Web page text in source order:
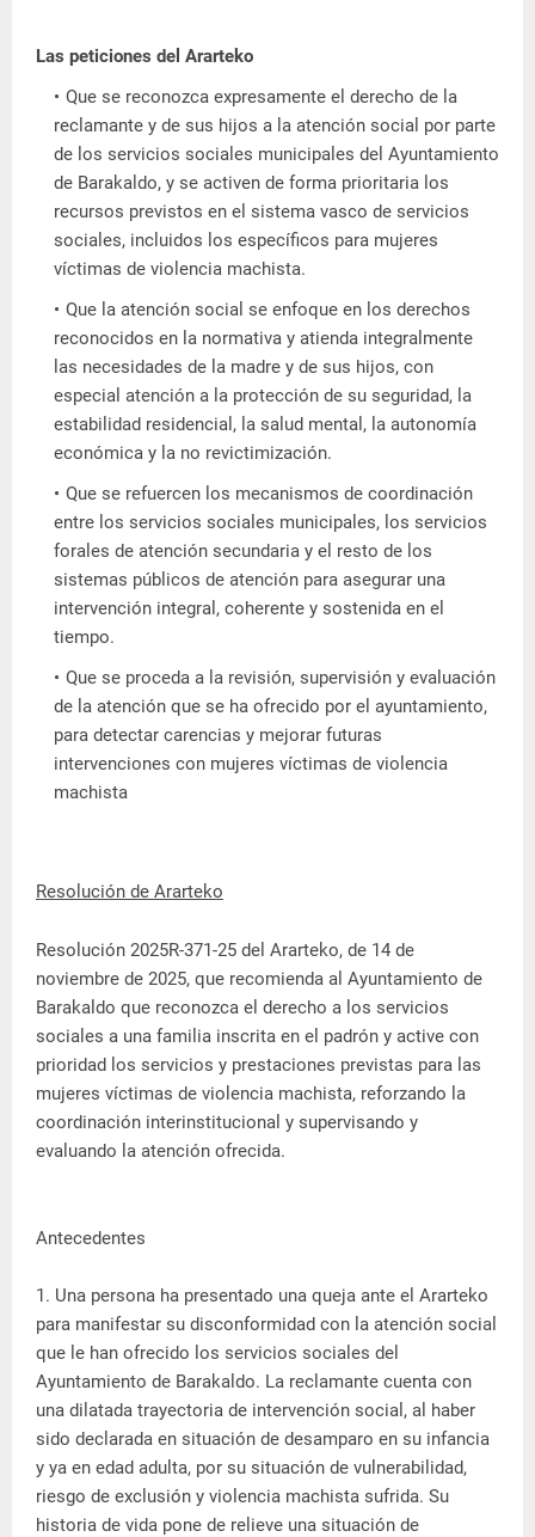
Las peticiones del Ararteko
Que se reconozca expresamente el derecho de la
reclamante y de sus hijos a la atención social por parte
de los servicios sociales municipales del Ayuntamiento
de Barakaldo, y se activen de forma prioritaria los
recursos previstos en el sistema vasco de servicios
sociales, incluidos los específicos para mujeres
víctimas de violencia machista.
Que la atención social se enfoque en los derechos
reconocidos en la normativa y atienda integralmente
las necesidades de la madre y de sus hijos, con
especial atención a la protección de su seguridad, la
estabilidad residencial, la salud mental, la autonomía
económica y la no revictimización.
Que se refuercen los mecanismos de coordinación
entre los servicios sociales municipales, los servicios
forales de atención secundaria y el resto de los
sistemas públicos de atención para asegurar una
intervención integral, coherente y sostenida en el
tiempo.
Que se proceda a la revisión, supervisión y evaluación
de la atención que se ha ofrecido por el ayuntamiento,
para detectar carencias y mejorar futuras
intervenciones con mujeres víctimas de violencia
machista
Resolución de Ararteko
Resolución 2025R-371-25 del Ararteko, de 14 de
noviembre de 2025, que recomienda al Ayuntamiento de
Barakaldo que reconozca el derecho a los servicios
sociales a una familia inscrita en el padrón y active con
prioridad los servicios y prestaciones previstas para las
mujeres víctimas de violencia machista, reforzando la
coordinación interinstitucional y supervisando y
evaluando la atención ofrecida.
Antecedentes
1. Una persona ha presentado una queja ante el Ararteko
para manifestar su disconformidad con la atención social
que le han ofrecido los servicios sociales del
Ayuntamiento de Barakaldo. La reclamante cuenta con
una dilatada trayectoria de intervención social, al haber
sido declarada en situación de desamparo en su infancia
y ya en edad adulta, por su situación de vulnerabilidad,
riesgo de exclusión y violencia machista sufrida. Su
historia de vida pone de relieve una situación de